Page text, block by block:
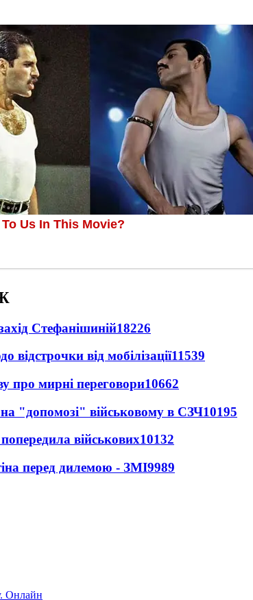
Стефанішиній18226
відстрочки від мобілізації11539
про мирні переговори10662
"допомозі" військовому в СЗЧ10195
військових10132
перед дилемою - ЗМІ9989